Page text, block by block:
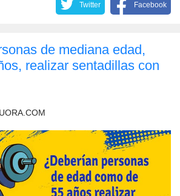
Twitter Facebook
de mediana edad,
realizar sentadillas con